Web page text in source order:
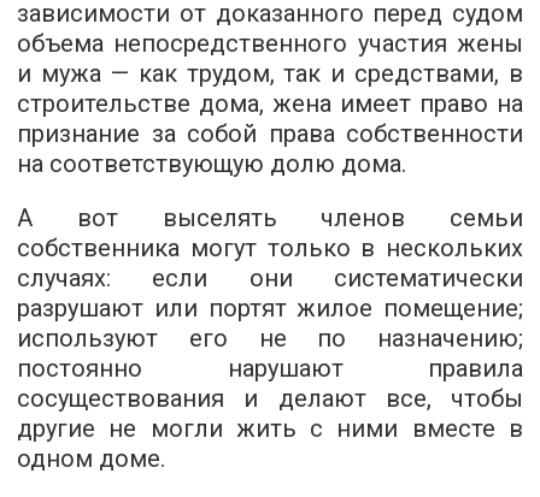
зависимости от доказанного перед судом
объема непосредственного участия жены
и мужа — как трудом, так и средствами, в
строительстве дома, жена имеет право на
признание за собой права собственности
на соответствующую долю дома.
А вот выселять членов семьи
собственника могут только в нескольких
случаях: если они систематически
разрушают или портят жилое помещение;
используют его не по назначению;
постоянно нарушают правила
сосуществования и делают все, чтобы
другие не могли жить с ними вместе в
одном доме.